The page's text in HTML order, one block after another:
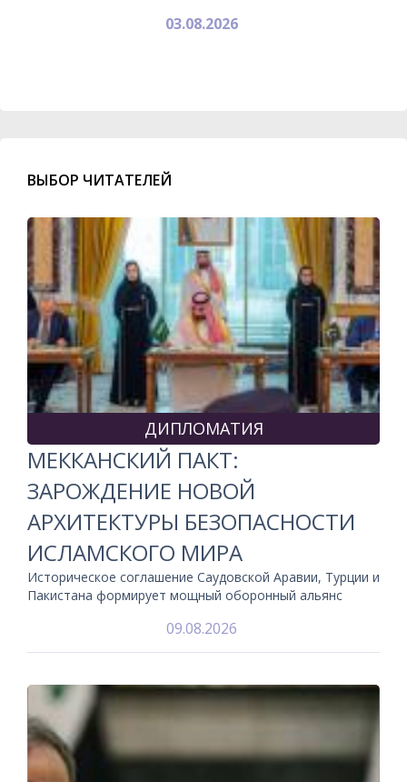
03.08.2026
ВЫБОР ЧИТАТЕЛЕЙ
ДИПЛОМАТИЯ
МЕККАНСКИЙ ПАКТ:
ЗАРОЖДЕНИЕ НОВОЙ
АРХИТЕКТУРЫ БЕЗОПАСНОСТИ
ИСЛАМСКОГО МИРА
Историческое соглашение Саудовской Аравии, Турции и
Пакистана формирует мощный оборонный альянс
09.08.2026